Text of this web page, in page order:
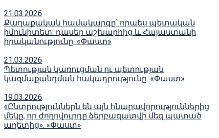
21.03.2026
Քաղաքական համակարգը՝ որպես պետական
իմունիտետ. դասեր աշխարհից և Հայաստանի
իրականությունը. «Փաստ»
21.03.2026
Պետության կառուցման ու պետության
կազմաքանդման հակադրությունը. «Փաստ»
19.03.2026
«Ընտրություններն են այն հնարավորություններից
մեկը, որ ժողովուրդը ձերբազատվի մեզ պատած
աղետից». «Փաստ»